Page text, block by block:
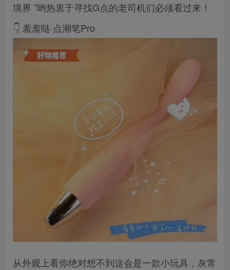
境界 ”哟热衷于寻找G点的老司机们必须看过来！
👇 羞羞哒·点潮笔Pro
从外观上看你绝对想不到这会是一款小玩具，灰常